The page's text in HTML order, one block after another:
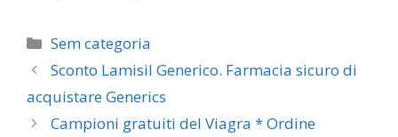
Categorias
Sem categoria
Navegação
post
Sconto Lamisil Generico. Farmacia sicuro di
acquistare Generics
Campioni gratuiti del Viagra * Ordine